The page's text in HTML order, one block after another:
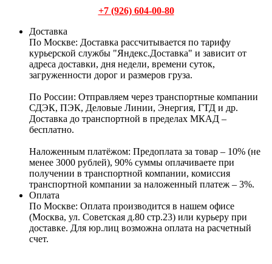
+7 (926) 604-00-80
Доставка
По Москве: Доставка рассчитывается по тарифу
курьерской службы "Яндекс.Доставка" и зависит от
адреса доставки, дня недели, времени суток,
загруженности дорог и размеров груза.
По России: Отправляем через транспортные компании
СДЭК, ПЭК, Деловые Линии, Энергия, ГТД и др.
Доставка до транспортной в пределах МКАД –
бесплатно.
Наложенным платёжом: Предоплата за товар – 10% (не
менее 3000 рублей), 90% суммы оплачиваете при
получении в транспортной компании, комиссия
транспортной компании за наложенный платеж – 3%.
Оплата
По Москве: Оплата производится в нашем офисе
(Москва, ул. Советская д.80 стр.23) или курьеру при
доставке. Для юр.лиц возможна оплата на расчетный
счет.